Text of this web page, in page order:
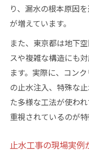
止水工事の
コンクリー
意点
止水工事の
ト
現場経験者
コンクリー
知恵
り、漏水の根本原因
が増えています。
また、東京都は地下
スや複雑な構造にも
ます。実際に、コン
の止水注入、特殊な
た多様な工法が使わ
重視されているのが特
止水工事の現場実例